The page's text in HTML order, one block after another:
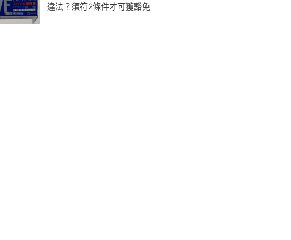
違法？須符2條件才可獲豁免